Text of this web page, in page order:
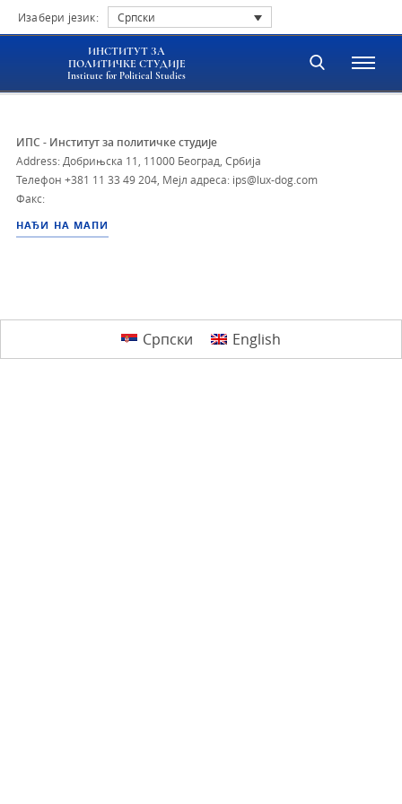
Изабери језик: Српски
ИНСТИТУТ ЗА
ПОЛИТИЧКЕ СТУДИЈЕ
Institute for Political Studies
ИПС - Институт за политичке студије
Address: Добрињска 11, 11000 Београд, Србија
Телефон +381 11 33 49 204 Мејл адреса: ips@lux-dog.com
Факс:
НАЂИ НА МАПИ
Српски English